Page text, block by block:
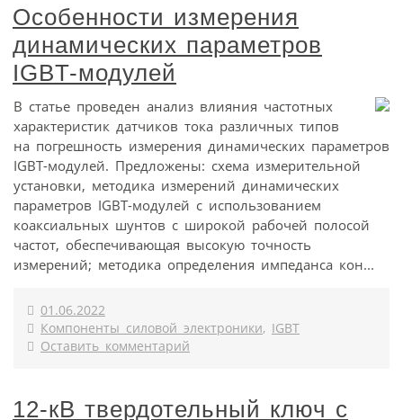
Особенности измерения
динамических параметров
IGBT-модулей
В статье проведен анализ влияния частотных
характеристик датчиков тока различных типов
на погрешность измерения динамических параметров
IGBT-модулей. Предложены: схема измерительной
установки, методика измерений динамических
параметров IGBT-модулей с использованием
коаксиальных шунтов с широкой рабочей полосой
частот, обеспечивающая высокую точность
измерений; методика определения импеданса кон...
01.06.2022
Компоненты силовой электроники, IGBT
Оставить комментарий
12-кВ твердотельный ключ с